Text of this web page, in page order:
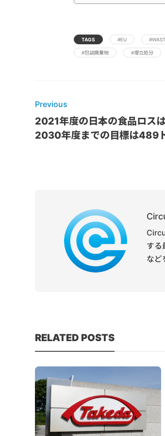
TAGS #EU
#包装廃棄物 #埋立処分
Previous
2021年度の日本の食品ロス
2030年度までの目標は489
する
など
RELATED POSTS